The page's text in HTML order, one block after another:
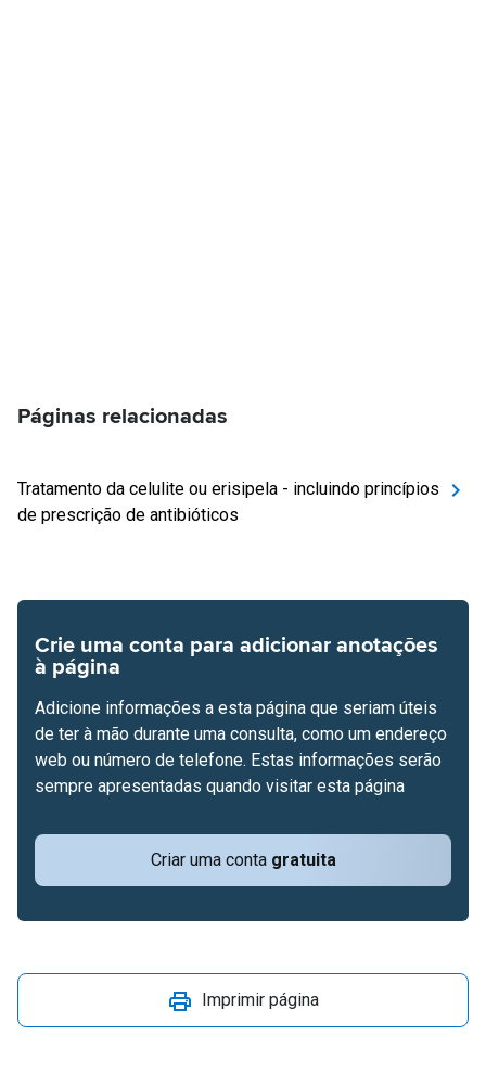
Páginas relacionadas
Tratamento da celulite ou erisipela - incluindo princípios
de prescrição de antibióticos
Crie uma conta para adicionar anotações
à página
Criar uma conta gratuita
Adicione informações a esta página que seriam úteis
de ter à mão durante uma consulta, como um endereço
web ou número de telefone. Estas informações serão
sempre apresentadas quando visitar esta página
Imprimir página